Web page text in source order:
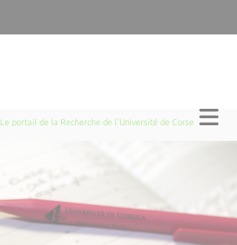
Le portail de la Recherche de l'Université de Corse